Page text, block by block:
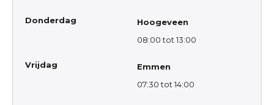
Donderdag
Hoogeveen
08:00 tot 13:00
Vrijdag
Emmen
07:30 tot 14:00